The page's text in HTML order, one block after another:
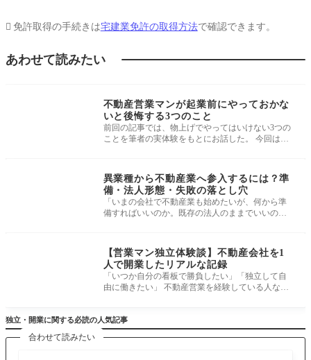
免許取得の手続きは宅建業免許の取得方法で確認できます。
あわせて読みたい
不動産営業マンが起業前にやっておかな
いと後悔する3つのこと
前回の記事では、物上げでやってはいけない3つの
ことを筆者の実体験をもとにお話した。 今回は、
異業種から不動産業へ参入するには？準
備・法人形態・失敗の落とし穴
「いまの会社で不動産業も始めたいが、何から準
備すればいいのか。既存の法人のままでいいの
【営業マン独立体験談】不動産会社を1
人で開業したリアルな記録
「いつか自分の看板で勝負したい」「独立して自
由に働きたい」 不動産営業を経験している人な
独立・開業に関する必読の人気記事
合わせて読みたい